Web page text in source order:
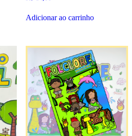
Adicionar ao carrinho